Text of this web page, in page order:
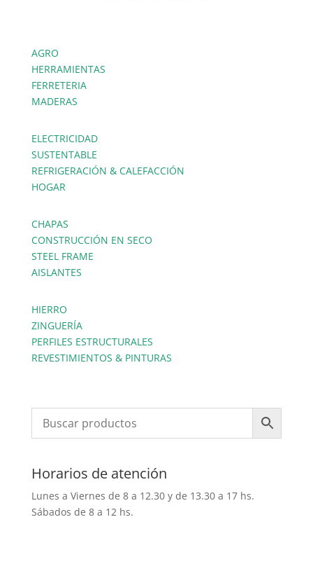
AGRO
HERRAMIENTAS
FERRETERIA
MADERAS
ELECTRICIDAD
SUSTENTABLE
REFRIGERACIÓN & CALEFACCIÓN
HOGAR
CHAPAS
CONSTRUCCIÓN EN SECO
STEEL FRAME
AISLANTES
HIERRO
ZINGUERÍA
PERFILES ESTRUCTURALES
REVESTIMIENTOS & PINTURAS
Horarios de atención
Lunes a Viernes de 8 a 12.30 y de 13.30 a 17 hs.
Sábados de 8 a 12 hs.